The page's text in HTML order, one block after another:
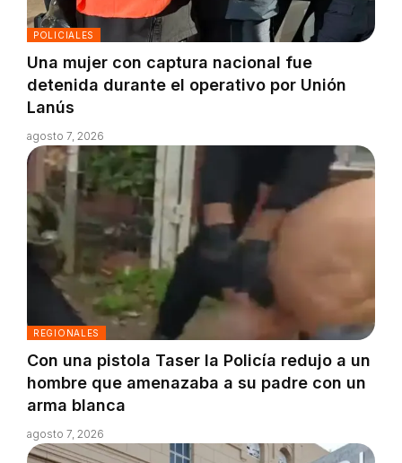
POLICIALES
Una mujer con captura nacional fue
detenida durante el operativo por Unión
Lanús
agosto 7, 2026
REGIONALES
Con una pistola Taser la Policía redujo a un
hombre que amenazaba a su padre con un
arma blanca
agosto 7, 2026